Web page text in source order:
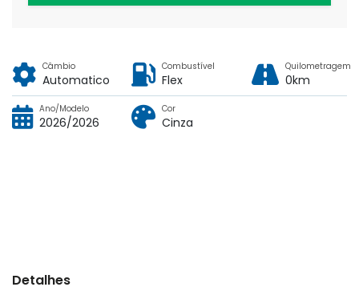
Câmbio
Automatico
Combustível
Flex
Quilometragem
0km
Ano/Modelo
2026/2026
Cor
Cinza
Detalhes